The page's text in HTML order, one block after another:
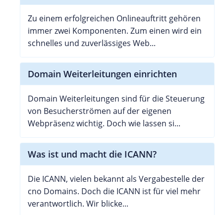
Zu einem erfolgreichen Onlineauftritt gehören
immer zwei Komponenten. Zum einen wird ein
schnelles und zuverlässiges Web...
Domain Weiterleitungen einrichten
Domain Weiterleitungen sind für die Steuerung
von Besucherströmen auf der eigenen
Webpräsenz wichtig. Doch wie lassen si...
Was ist und macht die ICANN?
Die ICANN, vielen bekannt als Vergabestelle der
cno Domains. Doch die ICANN ist für viel mehr
verantwortlich. Wir blicke...